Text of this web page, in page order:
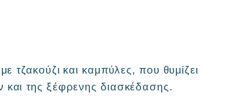
τζακούζι και καμπύλες, που θυμίζει
της ξέφρενης διασκέδασης.